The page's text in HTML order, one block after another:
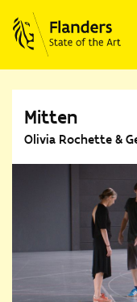
Mitten
Olivia Rochette &